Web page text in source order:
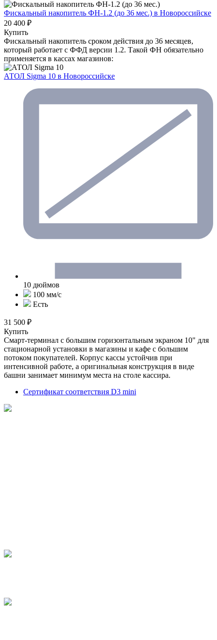
Фискальный накопитель ФН-1.2 (до 36 мес.) в Новороссийске
20 400 ₽
Купить
Фискальный накопитель сроком действия до 36 месяцев,
который работает с ФФД версии 1.2. Такой ФН обязательно
применяется в кассах магазинов:
АТОЛ Sigma 10 в Новороссийске
10 дюймов
100 мм/с
Есть
31 500 ₽
Купить
Смарт-терминал с большим горизонтальным экраном 10" для
стационарной установки в магазины и кафе с большим
потоком покупателей. Корпус кассы устойчив при
интенсивной работе, а оригинальная конструкция в виде
башни занимает минимум места на столе кассира.
Сертификат соответствия D3 mini